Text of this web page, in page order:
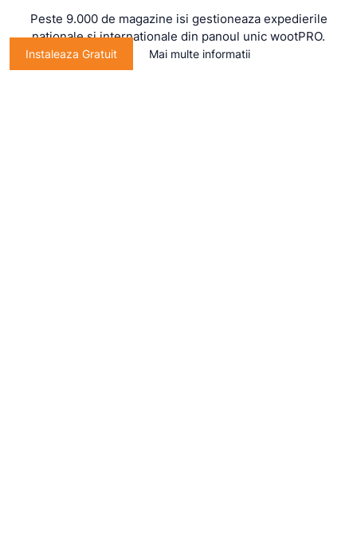
Peste 9.000 de magazine isi gestioneaza expedierile
nationale si internationale din panoul unic wootPRO.
Instaleaza Gratuit Mai multe informatii